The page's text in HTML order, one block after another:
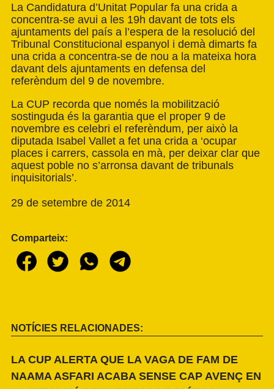
La Candidatura d’Unitat Popular fa una crida a
concentra-se avui a les 19h davant de tots els
ajuntaments del país a l’espera de la resolució del
Tribunal Constitucional espanyol i demà dimarts fa
una crida a concentra-se de nou a la mateixa hora
davant dels ajuntaments en defensa del
referèndum del 9 de novembre.
La CUP recorda que només la mobilització
sostinguda és la garantia que el proper 9 de
novembre es celebri el referèndum, per això la
diputada Isabel Vallet a fet una crida a ‘ocupar
places i carrers, cassola en mà, per deixar clar que
aquest poble no s’arronsa davant de tribunals
inquisitorials’.
29 de setembre de 2014
Comparteix:
NOTÍCIES RELACIONADES:
LA CUP ALERTA QUE LA VAGA DE FAM DE
NAAMA ASFARI ACABA SENSE CAP AVENÇ EN